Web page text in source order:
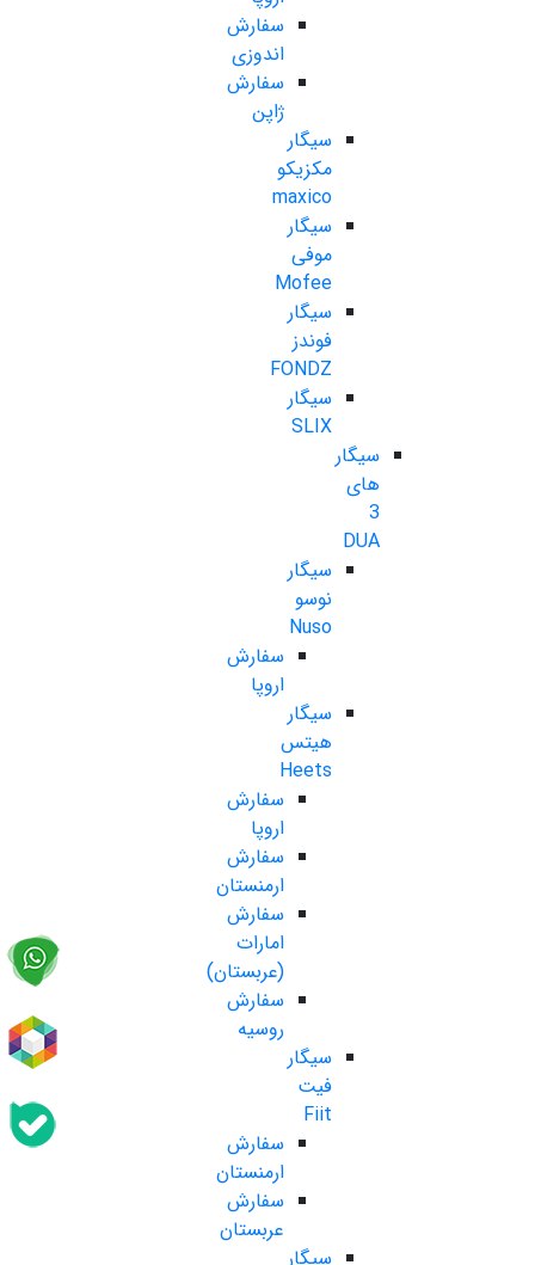
سفارش
اندوزی
سفارش
ژاپن
سیگار
مکزیکو
maxico
سیگار
موفی
Mofee
سیگار
فوندز
FONDZ
سیگار
SLIX
سیگار
های
3
DUA
سیگار
نوسو
Nuso
سفارش
اروپا
سیگار
هیتس
Heets
سفارش
اروپا
سفارش
ارمنستان
سفارش
امارات
(عربستان)
سفارش
روسیه
سیگار
فیت
Fiit
سفارش
ارمنستان
سفارش
عربستان
سیگار